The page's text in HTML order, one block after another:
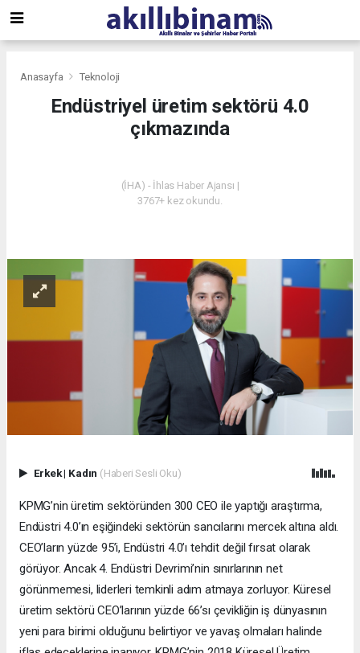
Anasayfa Teknoloji
Endüstriyel üretim sektörü 4.0
çıkmazında
(İHA) - İhlas Haber Ajansı |
3767+ kez okundu.
Erkek| Kadın (Haberi Sesli Oku)
KPMG’nin üretim sektöründen 300 CEO ile yaptığı araştırma,
Endüstri 4.0’ın eşiğindeki sektörün sancılarını mercek altına aldı.
CEO’ların yüzde 95’i, Endüstri 4.0’ı tehdit değil fırsat olarak
görüyor. Ancak 4. Endüstri Devrimi’nin sınırlarının net
görünmemesi, liderleri temkinli adım atmaya zorluyor. Küresel
üretim sektörü CEO’larının yüzde 66’sı çevikliğin iş dünyasının
yeni para birimi olduğunu belirtiyor ve yavaş olmaları halinde